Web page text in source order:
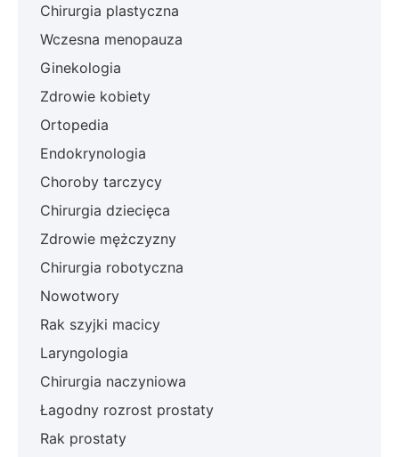
Chirurgia plastyczna
Wczesna menopauza
Ginekologia
Zdrowie kobiety
Ortopedia
Endokrynologia
Choroby tarczycy
Chirurgia dziecięca
Zdrowie mężczyzny
Chirurgia robotyczna
Nowotwory
Rak szyjki macicy
Laryngologia
Chirurgia naczyniowa
Łagodny rozrost prostaty
Rak prostaty